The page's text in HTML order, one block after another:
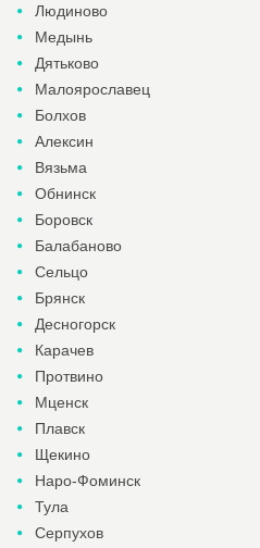
Людиново
Медынь
Дятьково
Малоярославец
Болхов
Алексин
Вязьма
Обнинск
Боровск
Балабаново
Сельцо
Брянск
Десногорск
Карачев
Протвино
Мценск
Плавск
Щекино
Наро-Фоминск
Тула
Серпухов